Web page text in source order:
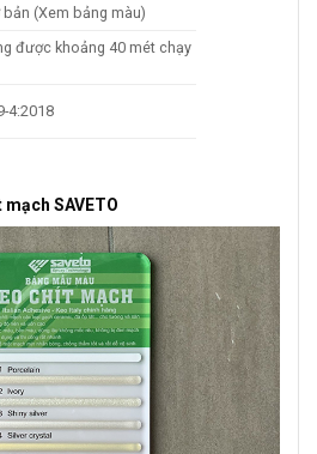
(Xem bảng màu)
được khoảng 40 mét chạy
4:2018
SAVETO